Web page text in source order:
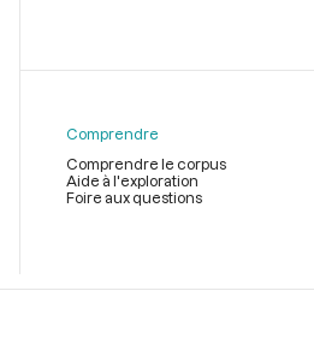
page
Comprendre
Comprendre le corpus
Aide à l'exploration
Foire aux questions